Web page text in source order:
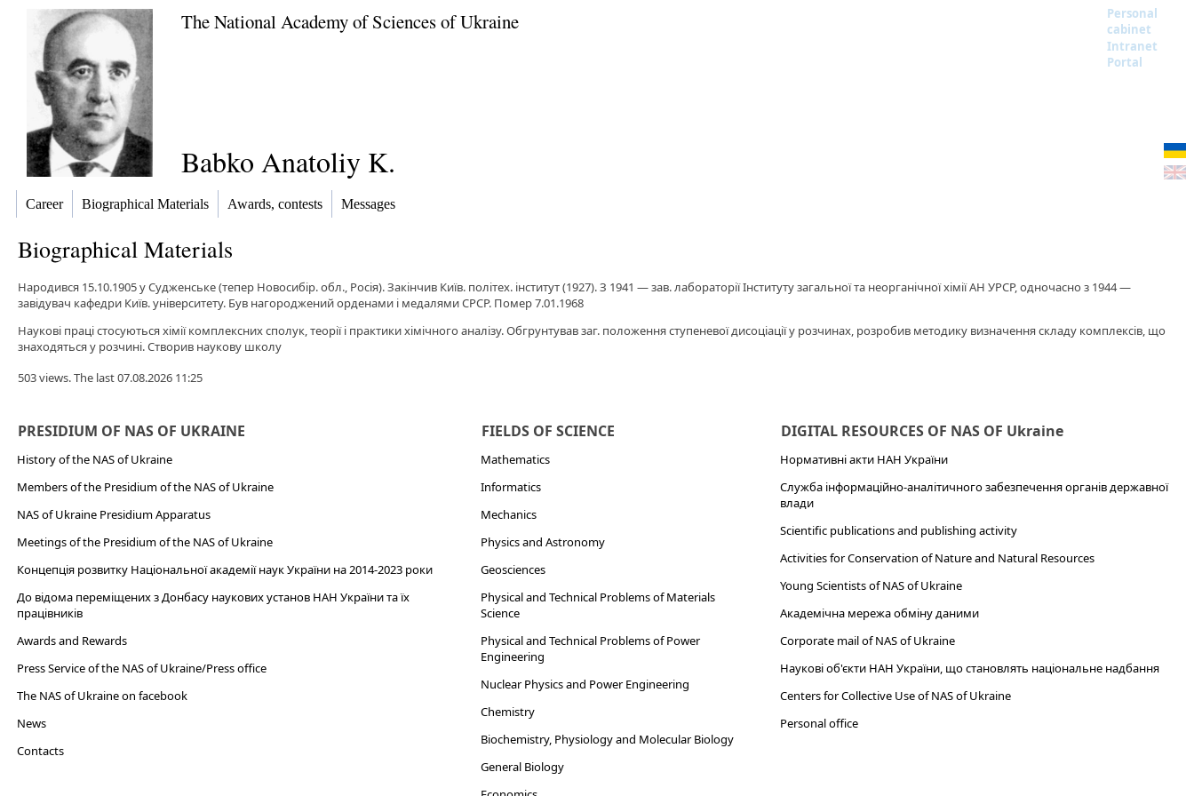
The National Academy of Sciences of Ukraine
Personal
cabinet
Intranet
Portal
Babko Anatoliy K.
Career Biographical Materials Awards, contests Messages
Biographical Materials
Народився 15.10.1905 у Судженське (тепер Новосибір. обл., Росія). Закінчив Київ. політех. інститут (1927). З 1941 — зав. лабораторії Інституту загальної та неорганічної хімії АН УРСР, одночасно з 1944 —
завідувач кафедри Київ. університету. Був нагороджений орденами і медалями СРСР. Помер 7.01.1968
Наукові праці стосуються хімії комплексних сполук, теорії і практики хімічного аналізу. Обгрунтував заг. положення ступеневої дисоціації у розчинах, розробив методику визначення складу комплексів, що
знаходяться у розчині. Створив наукову школу
503 views. The last 07.08.2026 11:25
PRESIDIUM OF NAS OF UKRAINE
History of the NAS of Ukraine
Members of the Presidium of the NAS of Ukraine
NAS of Ukraine Presidium Apparatus​
Meetings of the Presidium of the NAS of Ukraine
Концепція розвитку Національної академії наук України на 2014-2023 роки
До відома переміщених з Донбасу наукових установ НАН України та їх
працівників
Awards and Rewards
Press Service of the NAS of Ukraine/Press office
The NAS of Ukraine on facebook
News
Сontacts
FIELDS OF SCIENCE
Mathematics
Informatics
Mechanics
Physics and Astronomy
Geosciences
Physical and Technical Problems of Materials
Science
Physical and Technical Problems of Power
Engineering
Nuclear Physics and Power Engineering
Chemistry
Biochemistry, Physiology and Molecular Biology
General Biology
DIGITAL RESOURCES OF NAS OF Ukraine
Нормативні акти НАН України
Служба інформаційно-аналітичного забезпечення органів державної
влади
Scientific publications and publishing activity
Activities for Conservation of Nature and Natural Resources
Young Scientists of NAS of Ukraine
Академічна мережа обміну даними
Corporate mail of NAS of Ukraine
Наукові об'єкти НАН України, що становлять національне надбання
Centers for Collective Use of NAS of Ukraine
Personal office